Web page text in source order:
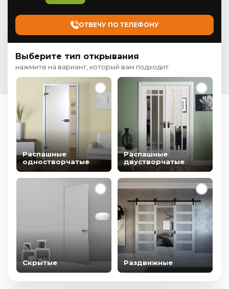
ОТВЕЧУ ПО ТЕЛЕФОНУ
Выберите тип открывания
нажмите на вариант, который вам подходит:
Распашные
одностворчатые
Распашные
двустворчатые
Скрытые Раздвижные